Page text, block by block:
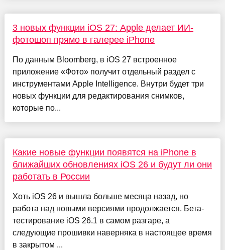
3 новых функции iOS 27: Apple делает ИИ-
фотошоп прямо в галерее iPhone
По данным Bloomberg, в iOS 27 встроенное
приложение «Фото» получит отдельный раздел с
инструментами Apple Intelligence. Внутри будет три
новых функции для редактирования снимков,
которые по...
Какие новые функции появятся на iPhone в
ближайших обновлениях iOS 26 и будут ли они
работать в России
Хоть iOS 26 и вышла больше месяца назад, но
работа над новыми версиями продолжается. Бета-
тестирование iOS 26.1 в самом разгаре, а
следующие прошивки наверняка в настоящее время
в закрытом ...